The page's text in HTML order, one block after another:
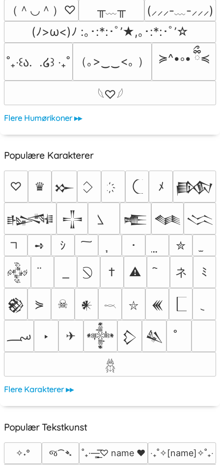
（＾◡＾）♡ ╥﹏╥
(⸝⸝⸝-﹏-⸝⸝⸝)
(ﾉ>ω<)ﾉ :｡･:*:･ﾟ’★,｡･:*:･ﾟ’☆
˚₊‧꒰ა.  .໒꒱ ‧₊˚ （｡>‿‿<｡ ） ≽^•༚• ྀིྀ≼
𓆩♡𓆪
Flere Humørikoner ▸▸
Populære Karakterer
♡ ♛ 𒁍 ﾒ 𒁃
𒈙 𒋲 𒍫 𒈝 𒈱
➺
ｼ ･
✮
𒅒
† ⚠ ネ ﾐ
𒆙 ⋟ ☠ 𒀭 𓎖 ⛥ 𒌍
؄ ‣ ✈ 𒀱 𒁷 𒈑
𓆣
Flere Karakterer ▸▸
Populær Tekstkunst
✧˖° જ⁀➴ ˚₊·—̳͟͞͞♡ name ♥️ ‎‧₊˚✧[name]✧˚₊‧